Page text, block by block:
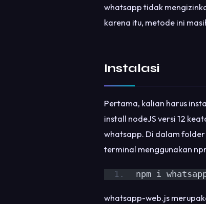
whatsapp tidak
karena itu, metode ini
Instalasi
Pertama, kalian harus
install nodeJS versi 12
whatsapp. Di dalam
terminal menggunakan
npm i
whatsapp-web.js